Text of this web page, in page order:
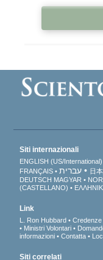
Siti internazionali
ENGLISH (US/International)
FRANÇAIS
עברית 日
DEUTSCH MAGYAR
(CASTELLANO)
Link
L. Ron Hubbard
Ministri Volontari
informazioni
Contatta
Siti correlati